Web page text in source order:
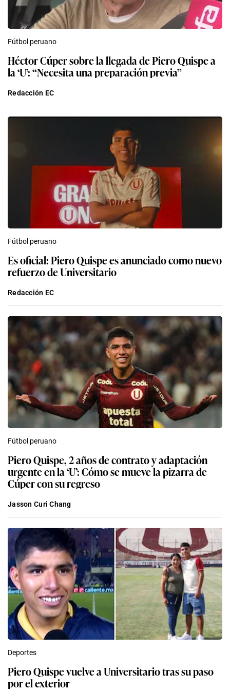
Fútbol peruano
Héctor Cúper sobre la llegada de Piero Quispe a
la ‘U’: “Necesita una preparación previa”
Redacción EC
Fútbol peruano
Es oficial: Piero Quispe es anunciado como nuevo
refuerzo de Universitario
Redacción EC
Fútbol peruano
Piero Quispe, 2 años de contrato y adaptación
urgente en la ‘U’: Cómo se mueve la pizarra de
Cúper con su regreso
Jasson Curi Chang
Deportes
Piero Quispe vuelve a Universitario tras su paso
por el exterior